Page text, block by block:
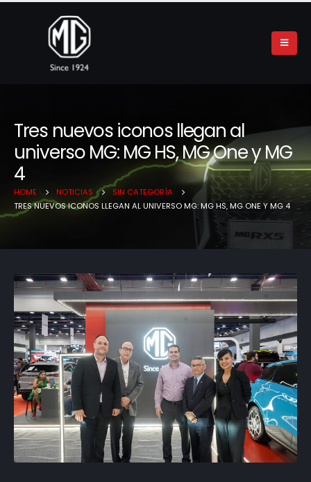
Tres nuevos iconos llegan al
universo MG: MG HS, MG One y MG
4
HOME NOTICIAS
SIN CATEGORÍA
TRES NUEVOS ICONOS LLEGAN AL UNIVERSO MG: MG HS, MG ONE Y MG 4